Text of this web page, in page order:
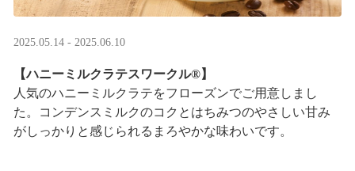
2025.05.14 - 2025.06.10
【ハニーミルクラテスワークル®】
人気のハニーミルクラテをフローズンでご用意しまし
た。コンデンスミルクのコクとはちみつのやさしい甘み
がしっかりと感じられるまろやかな味わいです。